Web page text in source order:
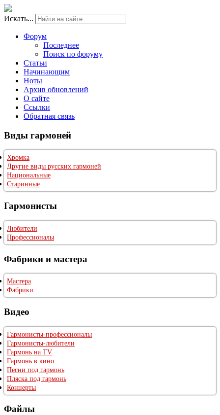
Искать...
Форум
Последнее
Поиск по форуму
Статьи
Начинающим
Ноты
Архив обновлений
О сайте
Ссылки
Обратная связь
Виды гармоней
Хромка
Другие виды русских гармоней
Национальные
Старинные
Гармонисты
Любители
Профессионалы
Фабрики и мастера
Мастера
Фабрики
Видео
Гармонисты-профессионалы
Гармонисты-любители
Гармонь на TV
Гармонь в кино
Песни под гармонь
Пляска под гармонь
Концерты
Файлы